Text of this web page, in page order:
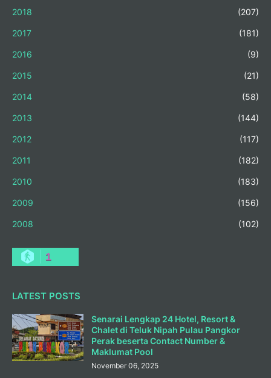
2018 (207)
2017 (181)
2016 (9)
2015 (21)
2014 (58)
2013 (144)
2012 (117)
2011 (182)
2010 (183)
2009 (156)
2008 (102)
1
LATEST POSTS
Senarai Lengkap 24 Hotel, Resort &
Chalet di Teluk Nipah Pulau Pangkor
Perak beserta Contact Number &
Maklumat Pool
November 06, 2025